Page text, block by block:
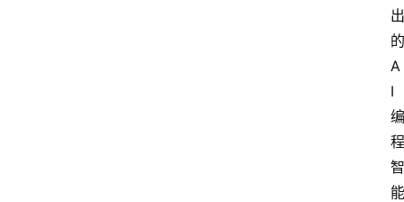
出
的
A
I
编
程
智
能